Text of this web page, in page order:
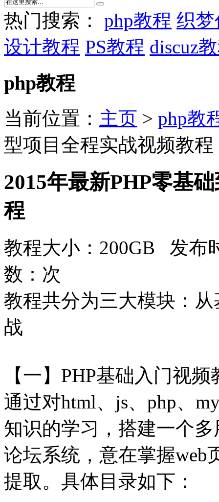
热门搜索： php教程 织
设计教程 PS教程 discuz
php教程
当前位置： 主页 > php教
型项目全程实战视频教程
2015年最新PHP零基
程
教程大小：200GB 发
数： 次
教程共分为三大模块：
战
【一】PHP基础入门视频
通过对html、js、php、
知识的学习，搭建一个
论坛系统，意在掌握web
提取。具体目录如下：